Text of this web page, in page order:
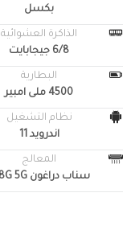
بكسل
الذاكرة العشوائية
6/8 جيجابايت
البطارية
4500 ملى امبير
نظام التشغيل
اندرويد 11
المعالج
سناب دراغون 778G 5G